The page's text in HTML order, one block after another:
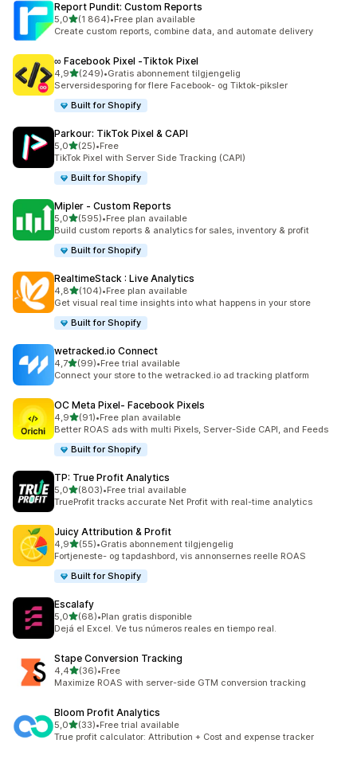
Report Pundit: Custom Reports
5,0av 5 stjerner
(1 864)
Totalt 1864 omtaler
•Free plan available
Create custom reports, combine data, and automate delivery
∞ Facebook Pixel ‑Tiktok Pixel
4,9av 5 stjerner
(249)
Totalt 249 omtaler
•Gratis abonnement tilgjengelig
Serversidesporing for flere Facebook- og Tiktok-piksler
Built for Shopify
Parkour: TikTok Pixel & CAPI
5,0av 5 stjerner
(25)
Totalt 25 omtaler
•Free
TikTok Pixel with Server Side Tracking (CAPI)
Built for Shopify
Mipler ‑ Custom Reports
5,0av 5 stjerner
(595)
Totalt 595 omtaler
•Free plan available
Build custom reports & analytics for sales, inventory & profit
Built for Shopify
RealtimeStack : Live Analytics
4,8av 5 stjerner
(104)
Totalt 104 omtaler
•Free plan available
Get visual real time insights into what happens in your store
Built for Shopify
wetracked.io Connect
4,7av 5 stjerner
(99)
Totalt 99 omtaler
•Free trial available
Connect your store to the wetracked.io ad tracking platform
OC Meta Pixel‑ Facebook Pixels
4,9av 5 stjerner
(91)
Totalt 91 omtaler
•Free plan available
Better ROAS ads with multi Pixels, Server-Side CAPI, and Feeds
Built for Shopify
TP: True Profit Analytics
5,0av 5 stjerner
(803)
Totalt 803 omtaler
•Free trial available
TrueProfit tracks accurate Net Profit with real-time analytics
Juicy Attribution & Profit
4,9av 5 stjerner
(55)
Totalt 55 omtaler
•Gratis abonnement tilgjengelig
Fortjeneste- og tapdashbord, vis annonsernes reelle ROAS
Built for Shopify
Escalafy
5,0av 5 stjerner
(68)
Totalt 68 omtaler
•Plan gratis disponible
Dejá el Excel. Ve tus números reales en tiempo real.
Stape Conversion Tracking
4,4av 5 stjerner
(36)
Totalt 36 omtaler
•Free
Maximize ROAS with server-side GTM conversion tracking
Bloom Profit Analytics
5,0av 5 stjerner
(33)
Totalt 33 omtaler
•Free trial available
True profit calculator: Attribution + Cost and expense tracker